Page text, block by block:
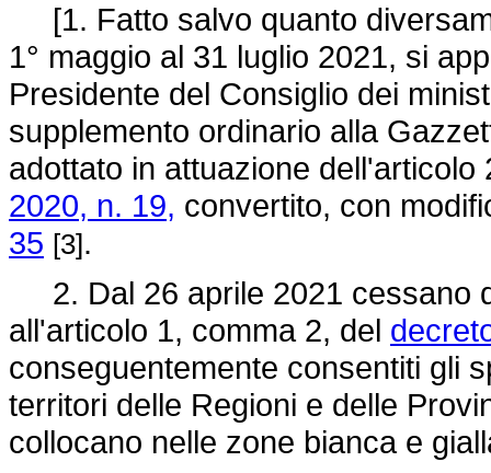
[1. Fatto salvo quanto
1° maggio al 31 luglio 2021, si
Presidente del Consiglio dei
supplemento ordinario alla
adottato in attuazione
2020, n. 19, convertito, con
35 [3].
2. Dal 26 aprile 2021 cessano
all'articolo 1, comma 2, del
conseguentemente consentiti gli
territori delle Regioni e delle
collocano nelle zone bianca e